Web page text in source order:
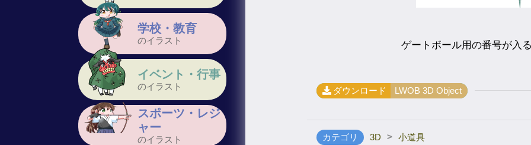
学校・教育
のイラスト
イベント・行事
のイラスト
スポーツ・レジ
ャー
のイラスト
ゲートボール用の番号が入
ダウンロード LWOB 3D Object
カテゴリ 3D > 小道具